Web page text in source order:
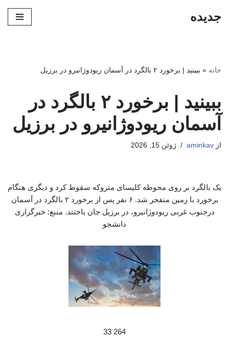
جدیده
خانه » ببینید | برخورد ۲ بالگرد در آسمان ریودوژانیرو در برزیل
ببینید | برخورد ۲ بالگرد در
آسمان ریودوژانیرو در برزیل
از aminkav ژوئن 15, 2026
یک بالگرد بر روی محوطه کلیسای متروکه سقوط کرد و دیگری هنگام
برخورد با زمین منفجر شد. ۶ نفر پس از برخورد ۲ بالگرد در آسمان
درجنوب غربی ریودوژانیرو، در برزیل جان باختند. منبع: خبرگزاری
دانشجو
264 33